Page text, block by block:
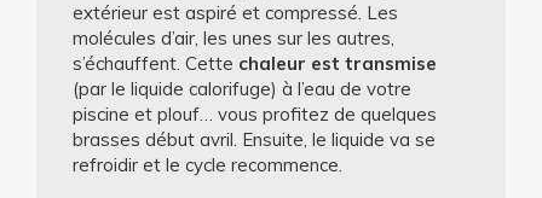
extérieur est aspiré et compressé. Les
molécules d’air, les unes sur les autres,
s’échauffent. Cette chaleur est transmise
(par le liquide calorifuge) à l’eau de votre
piscine et plouf… vous profitez de quelques
brasses début avril. Ensuite, le liquide va se
refroidir et le cycle recommence.